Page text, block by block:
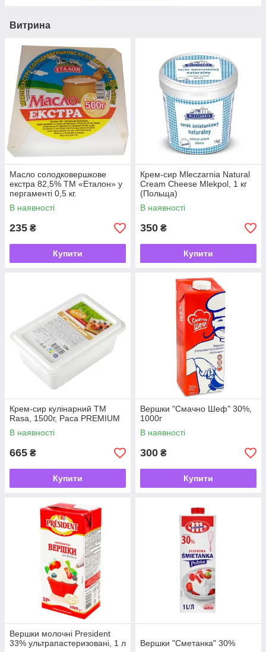
Витрина
Масло солодковершкове
екстра 82,5% ТМ «Еталон» у
пергаменті 0,5 кг.
В наявності
235 ₴
Купити
Крем-сир Mleczarnia Natural
Cream Cheese Mlekpol, 1 кг
(Польща)
В наявності
350 ₴
Купити
Крем-сир кулінарний ТМ
Rasa, 1500г, Раса PREMIUM
В наявності
665 ₴
Купити
Вершки "Смачно Шеф" 30%,
1000г
В наявності
300 ₴
Купити
Вершки молочні President
33% ультрапастеризовані, 1 л
Вершки "Сметанка" 30%